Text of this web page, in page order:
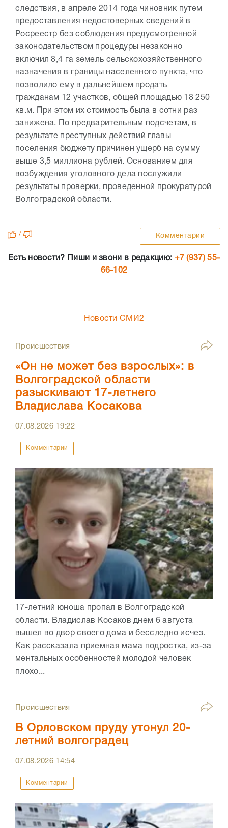
следствия, в апреле 2014 года чиновник путем
предоставления недостоверных сведений в
Росреестр без соблюдения предусмотренной
законодательством процедуры незаконно
включил 8,4 га земель сельскохозяйственного
назначения в границы населенного пункта, что
позволило ему в дальнейшем продать
гражданам 12 участков, общей площадью 18 250
кв.м. При этом их стоимость была в сотни раз
занижена. По предварительным подсчетам, в
результате преступных действий главы
поселения бюджету причинен ущерб на сумму
выше 3,5 миллиона рублей. Основанием для
возбуждения уголовного дела послужили
результаты проверки, проведенной прокуратурой
Волгоградской области.
/ Комментарии
Есть новости? Пиши и звони в редакцию: +7 (937) 55-
66-102
Новости СМИ2
Происшествия
«Он не может без взрослых»: в
Волгоградской области
разыскивают 17-летнего
Владислава Косакова
07.08.2026 19:22
Комментарии
17-летний юноша пропал в Волгоградской
области. Владислав Косаков днем 6 августа
вышел во двор своего дома и бесследно исчез.
Как рассказала приемная мама подростка, из-за
ментальных особенностей молодой человек
плохо...
Происшествия
В Орловском пруду утонул 20-
летний волгоградец
07.08.2026 14:54
Комментарии